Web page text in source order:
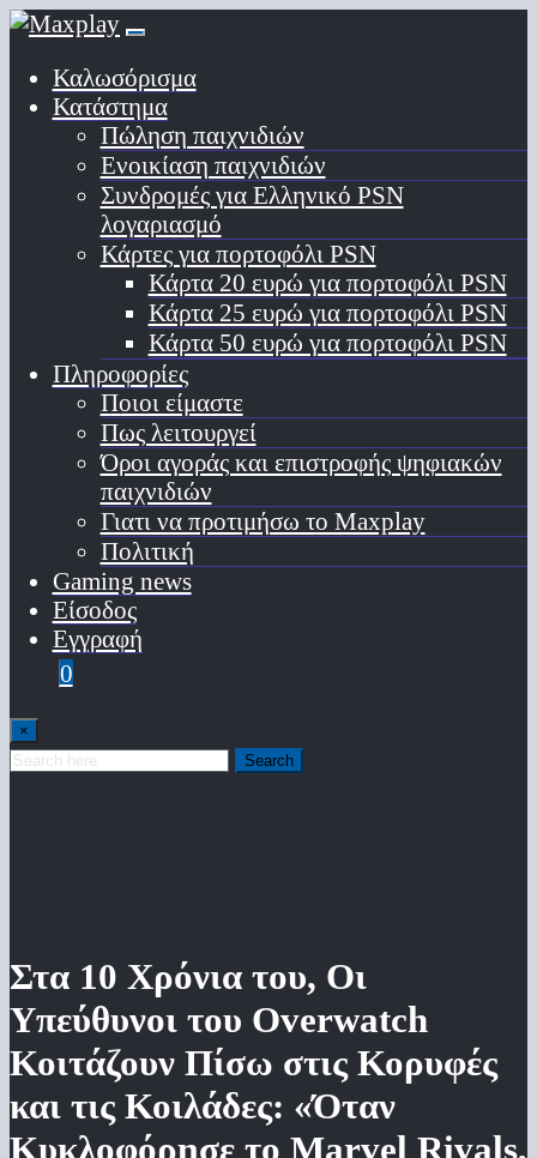
Καλωσόρισμα
Κατάστημα
Πώληση παιχνιδιών
Ενοικίαση παιχνιδιών
Συνδρομές για Ελληνικό PSN
λογαριασμό
Κάρτες για πορτοφόλι PSN
Κάρτα 20 ευρώ για πορτοφόλι PSN
Κάρτα 25 ευρώ για πορτοφόλι PSN
Κάρτα 50 ευρώ για πορτοφόλι PSN
Πληροφορίες
Ποιοι είμαστε
Πως λειτουργεί
Όροι αγοράς και επιστροφής ψηφιακών
παιχνιδιών
Γιατι να προτιμήσω το Maxplay
Πολιτική
Gaming news
Είσοδος
Εγγραφή
0
×
Search
Στα 10 Χρόνια του, Οι
Υπεύθυνοι του Overwatch
Κοιτάζουν Πίσω στις Κορυφές
και τις Κοιλάδες: «Όταν
Κυκλοφόρησε το Marvel Rivals,